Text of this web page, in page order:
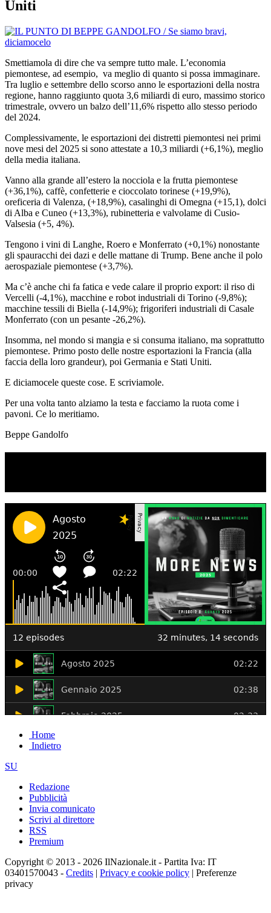
Uniti
Smettiamola di dire che va sempre tutto male. L’economia
piemontese, ad esempio, va meglio di quanto si possa immaginare.
Tra luglio e settembre dello scorso anno le esportazioni della nostra
regione, hanno raggiunto quota 3,6 miliardi di euro, massimo storico
trimestrale, ovvero un balzo dell’11,6% rispetto allo stesso periodo
del 2024.
Complessivamente, le esportazioni dei distretti piemontesi nei primi
nove mesi del 2025 si sono attestate a 10,3 miliardi (+6,1%), meglio
della media italiana.
Vanno alla grande all’estero la nocciola e la frutta piemontese
(+36,1%), caffè, confetterie e cioccolato torinese (+19,9%),
oreficeria di Valenza, (+18,9%), casalinghi di Omegna (+15,1), dolci
di Alba e Cuneo (+13,3%), rubinetteria e valvolame di Cusio-
Valsesia (+5, 4%).
Tengono i vini di Langhe, Roero e Monferrato (+0,1%) nonostante
gli spauracchi dei dazi e delle mattane di Trump. Bene anche il polo
aerospaziale piemontese (+3,7%).
Ma c’è anche chi fa fatica e vede calare il proprio export: il riso di
Vercelli (-4,1%), macchine e robot industriali di Torino (-9,8%);
macchine tessili di Biella (-14,9%); frigoriferi industriali di Casale
Monferrato (con un pesante -26,2%).
Insomma, nel mondo si mangia e si consuma italiano, ma soprattutto
piemontese. Primo posto delle nostre esportazioni la Francia (alla
faccia della loro grandeur), poi Germania e Stati Uniti.
E diciamocele queste cose. E scriviamole.
Per una volta tanto alziamo la testa e facciamo la ruota come i
pavoni. Ce lo meritiamo.
Beppe Gandolfo
Home
Indietro
SU
Redazione
Pubblicità
Invia comunicato
Scrivi al direttore
RSS
Premium
Copyright © 2013 - 2026 IlNazionale.it - Partita Iva: IT
03401570043 - Credits | Privacy e cookie policy | Preferenze
privacy